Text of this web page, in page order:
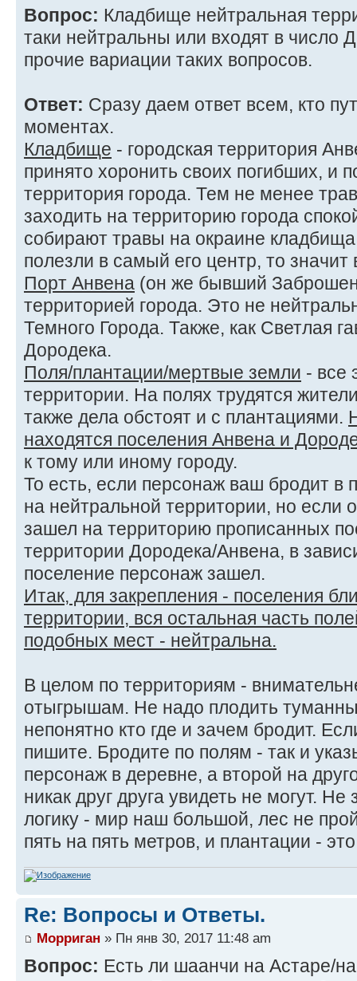
Вопрос: Кладбище нейтральная
таки нейтральны или входят в число
прочие вариации таких вопросов.
Ответ: Сразу даем ответ всем, кто
моментах.
Кладбище - городская территория
принято хоронить своих погибших, и
территория города. Тем не менее
заходить на территорию города
собирают травы на окраине
полезли в самый его центр, то
Порт Анвена (он же бывший
территорией города. Это не
Темного Города. Также, как Светлая
Дородека.
Поля/плантации/мертвые земли - все
территории. На полях трудятся
также дела обстоят и с плантациями.
находятся поселения Анвена и
к тому или иному городу.
То есть, если персонаж ваш бродит в
на нейтральной территории, но если
зашел на территорию прописанных
территории Дородека/Анвена, в
поселение персонаж зашел.
Итак, для закрепления - поселения
территории, вся остальная часть
подобных мест - нейтральна.
В целом по территориям -
отыгрышам. Не надо плодить
непонятно кто где и зачем бродит.
пишите. Бродите по полям - так и
персонаж в деревне, а второй на
никак друг друга увидеть не могут.
логику - мир наш большой, лес не
пять на пять метров, и плантации -
Re: Вопросы и Ответы.
Морриган » Пн янв 30, 2017 11:48 am
Вопрос: Есть ли шаанчи на Астаре/